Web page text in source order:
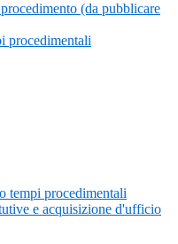
(da pubblicare
procedimentali
tempi procedimentali
e acquisizione d'ufficio